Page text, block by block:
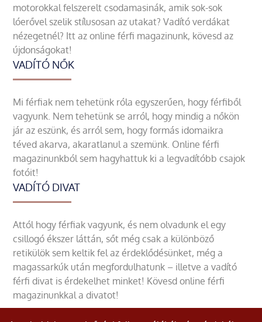
motorokkal felszerelt csodamasinák, amik sok-sok
lóerővel szelik stílusosan az utakat? Vadító verdákat
nézegetnél? Itt az online férfi magazinunk, kövesd az
újdonságokat!
VADÍTÓ NŐK
Mi férfiak nem tehetünk róla egyszerűen, hogy férfiből
vagyunk. Nem tehetünk se arról, hogy mindig a nőkön
jár az eszünk, és arról sem, hogy formás idomaikra
téved akarva, akaratlanul a szemünk. Online férfi
magazinunkból sem hagyhattuk ki a legvadítóbb csajok
fotóit!
VADÍTÓ DIVAT
Attól hogy férfiak vagyunk, és nem olvadunk el egy
csillogó ékszer láttán, sőt még csak a különböző
retikülök sem keltik fel az érdeklődésünket, még a
magassarkúk után megfordulhatunk – illetve a vadító
férfi divat is érdekelhet minket! Kövesd online férfi
magazinunkkal a divatot!